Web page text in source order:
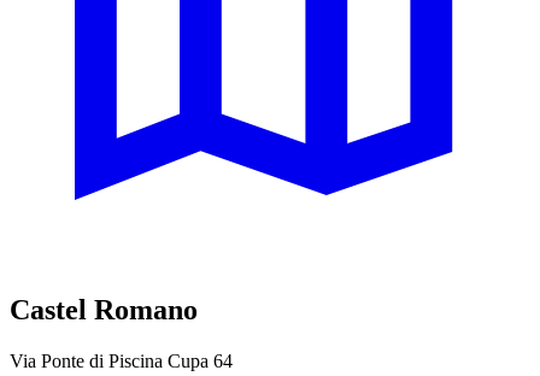
Castel Romano
Via Ponte di Piscina Cupa 64